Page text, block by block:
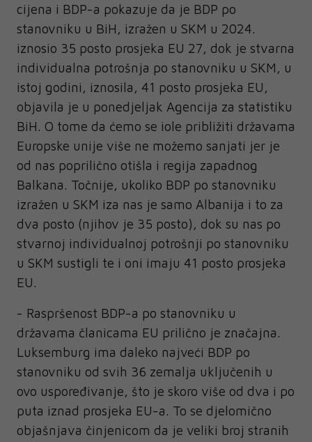
cijena i BDP-a pokazuje da je BDP po
stanovniku u BiH, izražen u SKM u 2024.
iznosio 35 posto prosjeka EU 27, dok je stvarna
individualna potrošnja po stanovniku u SKM, u
istoj godini, iznosila, 41 posto prosjeka EU,
objavila je u ponedjeljak Agencija za statistiku
BiH. O tome da ćemo se iole približiti državama
Europske unije više ne možemo sanjati jer je
od nas poprilično otišla i regija zapadnog
Balkana. Točnije, ukoliko BDP po stanovniku
izražen u SKM iza nas je samo Albanija i to za
dva posto (njihov je 35 posto), dok su nas po
stvarnoj individualnoj potrošnji po stanovniku
u SKM sustigli te i oni imaju 41 posto prosjeka
EU.
- Raspršenost BDP-a po stanovniku u
državama članicama EU prilično je značajna.
Luksemburg ima daleko najveći BDP po
stanovniku od svih 36 zemalja uključenih u
ovo uspoređivanje, što je skoro više od dva i po
puta iznad prosjeka EU-a. To se djelomično
objašnjava činjenicom da je veliki broj stranih